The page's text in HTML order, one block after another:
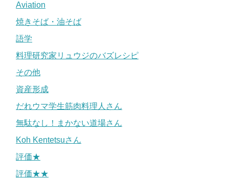
Aviation
焼きそば・油そば
語学
料理研究家リュウジのバズレシピ
その他
資産形成
だれウマ学生筋肉料理人さん
無駄なし！まかない道場さん
Koh Kentetsuさん
評価★
評価★★